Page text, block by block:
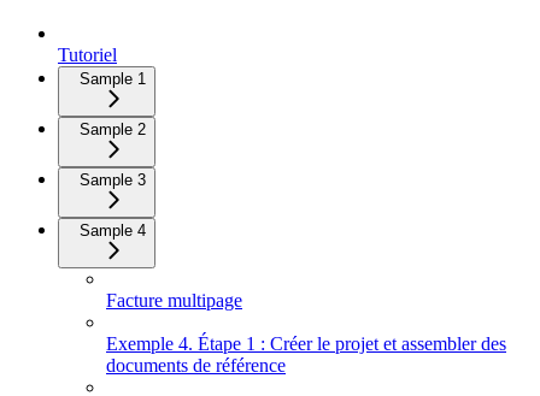
Tutoriel
Sample 1
Sample 2
Sample 3
Sample 4
Facture multipage
Exemple 4. Étape 1 : Créer le projet et assembler des
documents de référence